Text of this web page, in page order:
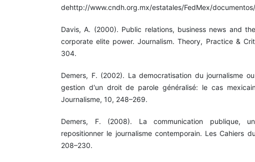
dehttp://www.cndh.org.mx/estatales/FedMex/documentos/
Davis, A. (2000). Public relations, business news and
corporate elite power. Journalism. Theory, Practice &
304.
Demers, F. (2002). La democratisation du journalisme
gestion d'un droit de parole généralisé: le cas
Journalisme, 10, 248–269.
Demers, F. (2008). La communication publique,
repositionner le journalisme contemporain. Les Cahiers
208–230.